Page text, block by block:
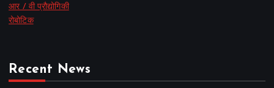
आर / वी प्रौद्योगिकी
रोबोटिक
Recent News